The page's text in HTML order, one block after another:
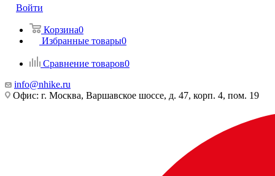
Войти
Корзина0
Избранные товары0
Сравнение товаров0
info@nhike.ru
Офис: г. Москва, Варшавское шоссе, д. 47, корп. 4, пом. 19